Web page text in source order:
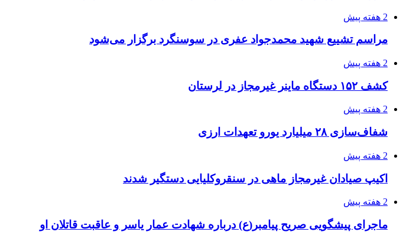
2 هفته پیش
مراسم تشییع شهید محمدجواد عفری در سوسنگرد برگزار می‌شود
2 هفته پیش
کشف ۱۵۲ دستگاه ماینر غیرمجاز در لرستان
2 هفته پیش
شفاف‌سازی ۲۸ میلیارد یورو تعهدات ارزی
2 هفته پیش
اکیپ صیادان غیرمجاز ماهی در سنقروکلیایی دستگیر شدند
2 هفته پیش
ماجرای پیشگویی صریح پیامبر(ع) درباره شهادت عمار یاسر و عاقبت قاتلان او